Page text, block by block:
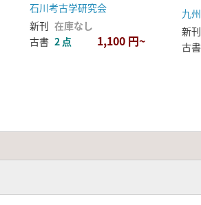
石川考古学研究会
新刊 在庫なし
古書 2 点 1,100 円~
九
新刊
古書